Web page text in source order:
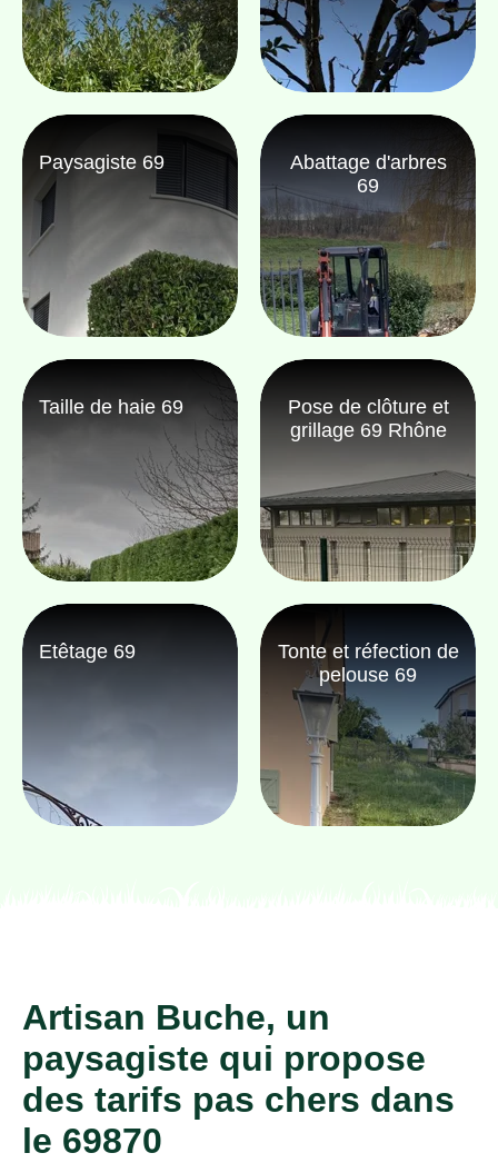
Paysagiste 69
Abattage d'arbres
69
Taille de haie 69
Pose de clôture et
grillage 69 Rhône
Etêtage 69
Tonte et réfection de
pelouse 69
Artisan Buche, un
paysagiste qui propose
des tarifs pas chers dans
le 69870